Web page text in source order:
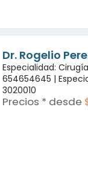
Dr. Rogelio
Especialidad:
654654645 |
3020010
Precios * desde